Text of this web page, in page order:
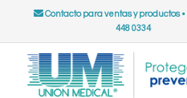
Contacto para ventas y productos•
448 0334